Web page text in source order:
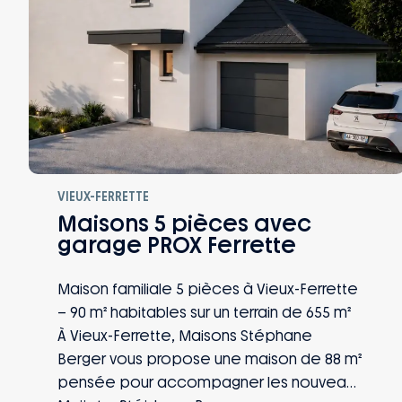
VIEUX-FERRETTE
Maisons 5 pièces avec
garage PROX Ferrette
Maison familiale 5 pièces à Vieux-Ferrette
– 90 m² habitables sur un terrain de 655 m²
À Vieux-Ferrette, Maisons Stéphane
Berger vous propose une maison de 88 m²
pensée pour accompagner les nouveaux